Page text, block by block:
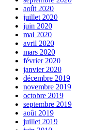
août 2020
juillet 2020
juin 2020
mai 2020
avril 2020
mars 2020
février 2020
janvier 2020
décembre 2019
novembre 2019
octobre 2019
septembre 2019
août 2019
juillet 2019